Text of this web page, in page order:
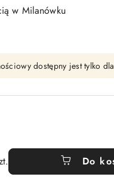
w Milanówku
dostępny jest tylko
Do